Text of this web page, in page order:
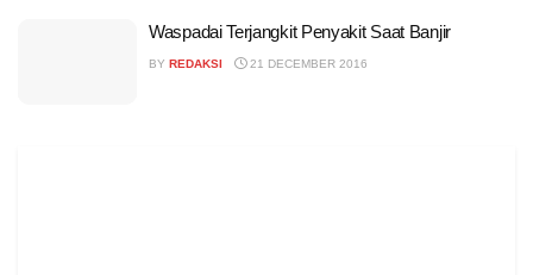
Waspadai Terjangkit Penyakit Saat Banjir
BY REDAKSI 21 DECEMBER 2016